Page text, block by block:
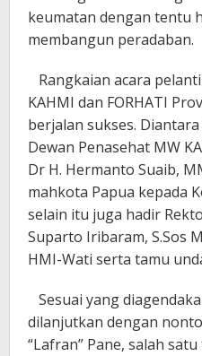
keumatan dengan tentu
membangun peradaban.
Rangkaian acara
KAHMI dan FORHATI
berjalan sukses.
Dewan Penasehat MW
Dr H. Hermanto Suaib,
mahkota Papua kepada
selain itu juga hadir
Suparto Iribaram, S.Sos
HMI-Wati serta tamu
Sesuai yang
dilanjutkan dengan
“Lafran” Pane, salah